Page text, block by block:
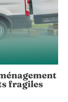
fragiles